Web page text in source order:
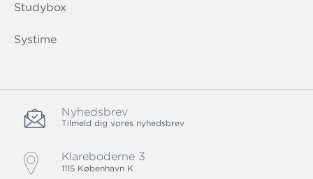
Studybox
Systime
Nyhedsbrev
Tilmeld dig vores nyhedsbrev
Klareboderne 3
1115 København K